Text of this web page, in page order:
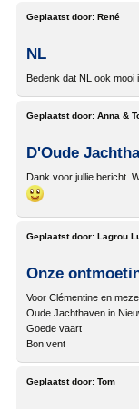
Geplaatst door: René
NL
Bedenk dat NL ook mooi
Geplaatst door: Anna &
D'Oude
Dank voor jullie bericht.
Geplaatst door: Lagrou
Onze
Voor Clémentine en
Oude Jachthaven in
Goede vaart
Bon vent
Geplaatst door: Tom